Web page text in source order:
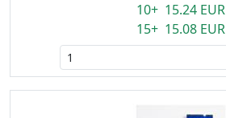
10+ 15.24 EUR
15+ 15.08 EUR